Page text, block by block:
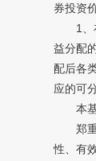
券投资
1、在
益分配
配后各
应的可
本基
郑重
性、有